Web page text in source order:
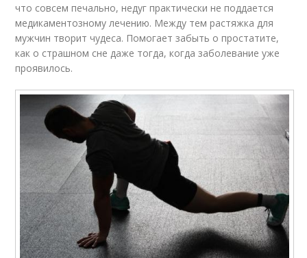
что совсем печально, недуг практически не поддается
медикаментозному лечению. Между тем растяжка для
мужчин творит чудеса. Помогает забыть о простатите,
как о страшном сне даже тогда, когда заболевание уже
проявилось.